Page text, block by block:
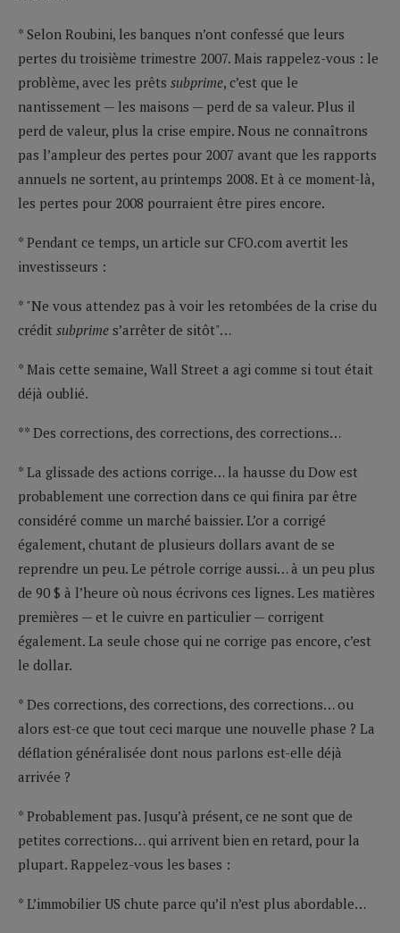
* Selon Roubini, les banques n’ont confessé que leurs
pertes du troisième trimestre 2007. Mais rappelez-vous : le
problème, avec les prêts subprime, c’est que le
nantissement — les maisons — perd de sa valeur. Plus il
perd de valeur, plus la crise empire. Nous ne connaîtrons
pas l’ampleur des pertes pour 2007 avant que les rapports
annuels ne sortent, au printemps 2008. Et à ce moment-là,
les pertes pour 2008 pourraient être pires encore.
* Pendant ce temps, un article sur CFO.com avertit les
investisseurs :
* "Ne vous attendez pas à voir les retombées de la crise du
crédit subprime s’arrêter de sitôt"…
* Mais cette semaine, Wall Street a agi comme si tout était
déjà oublié.
** Des corrections, des corrections, des corrections…
* La glissade des actions corrige… la hausse du Dow est
probablement une correction dans ce qui finira par être
considéré comme un marché baissier. L’or a corrigé
également, chutant de plusieurs dollars avant de se
reprendre un peu. Le pétrole corrige aussi… à un peu plus
de 90 $ à l’heure où nous écrivons ces lignes. Les matières
premières — et le cuivre en particulier — corrigent
également. La seule chose qui ne corrige pas encore, c’est
le dollar.
* Des corrections, des corrections, des corrections… ou
alors est-ce que tout ceci marque une nouvelle phase ? La
déflation généralisée dont nous parlons est-elle déjà
arrivée ?
* Probablement pas. Jusqu’à présent, ce ne sont que de
petites corrections… qui arrivent bien en retard, pour la
plupart. Rappelez-vous les bases :
* L’immobilier US chute parce qu’il n’est plus abordable…